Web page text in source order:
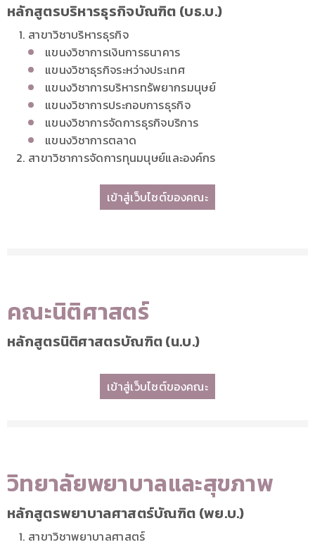
หลักสูตรบริหารธุรกิจบัณฑิต (บธ.บ.)
สาขาวิชาบริหารธุรกิจ
แขนงวิชาการเงินการธนาคาร
แขนงวิชาธุรกิจระหว่างประเทศ
แขนงวิชาการบริหารทรัพยากรมนุษย์
แขนงวิชาการประกอบการธุรกิจ
แขนงวิชาการจัดการธุรกิจบริการ
แขนงวิชาการตลาด
สาขาวิชาการจัดการทุนมนุษย์และองค์กร
เข้าสู่เว็บไซต์ของคณะ
คณะนิติศาสตร์
หลักสูตรนิติศาสตรบัณฑิต (น.บ.)
เข้าสู่เว็บไซต์ของคณะ
วิทยาลัยพยาบาลและสุขภาพ
หลักสูตรพยาบาลศาสตร์บัณฑิต (พย.บ.)
สาขาวิชาพยาบาลศาสตร์